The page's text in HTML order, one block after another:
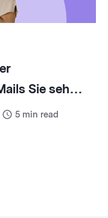
Sie sehen
5 min read